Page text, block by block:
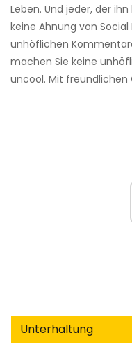
Leben. Und jeder, der
keine Ahnung von
unhöflichen
machen Sie keine
uncool. Mit freundlichen
Unterhaltung